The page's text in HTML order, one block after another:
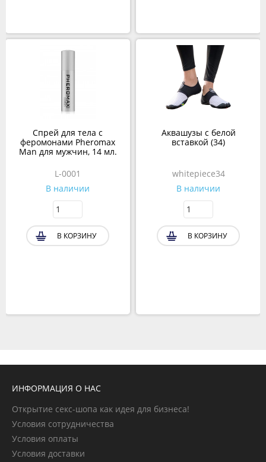
Спрей для тела с
феромонами Pheromax
Man для мужчин, 14 мл.
L-0001
В наличии
В КОРЗИНУ
Аквашузы с белой
вставкой (34)
whitepiece34
В наличии
В КОРЗИНУ
ИНФОРМАЦИЯ О НАС
Открытие секс-шопа как идея для бизнеса!
Условия сотрудничества
Условия оплаты
Условия доставки